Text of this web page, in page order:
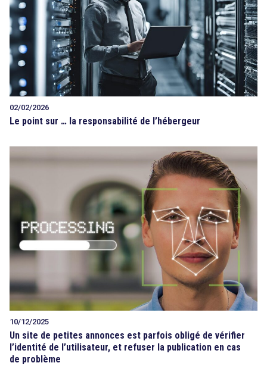
02/02/2026
Le point sur … la responsabilité de l’hébergeur
10/12/2025
Un site de petites annonces est parfois obligé de vérifier
l’identité de l’utilisateur, et refuser la publication en cas
de problème